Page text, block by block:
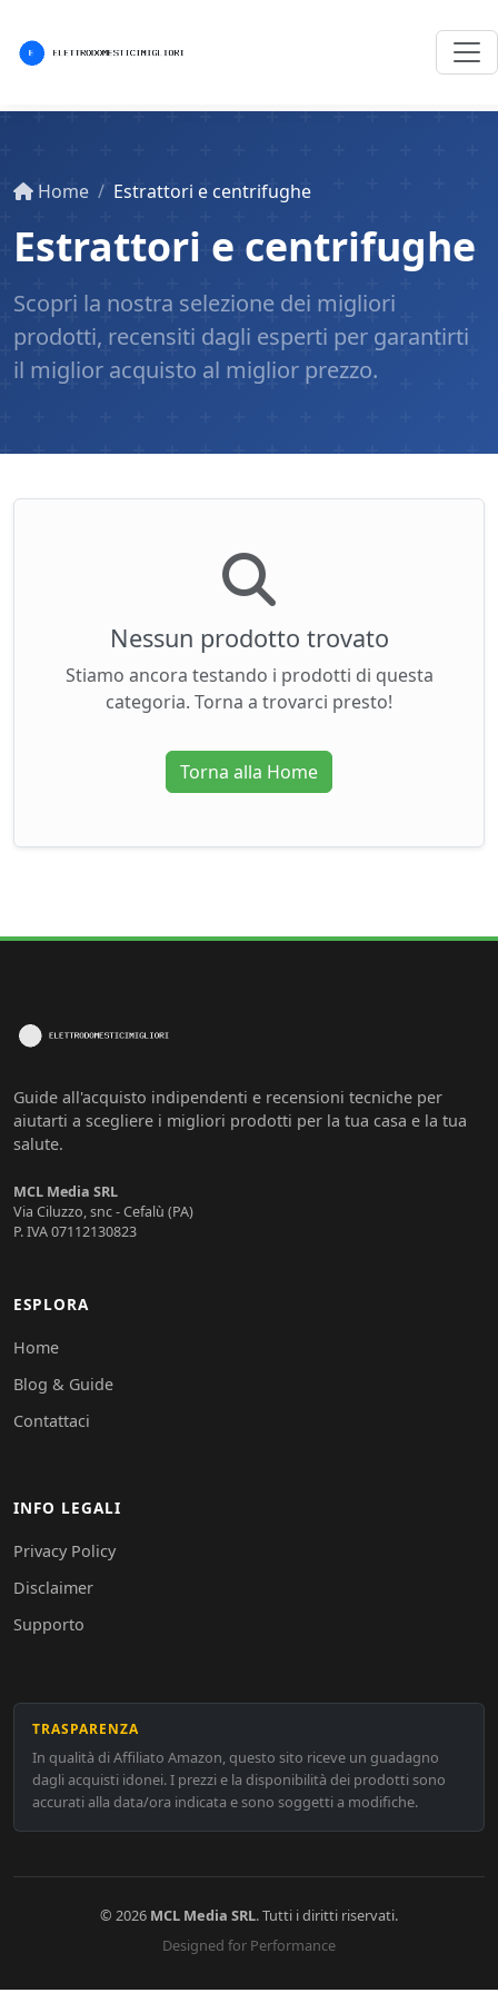
Home Estrattori e centrifughe
Estrattori e centrifughe
Scopri la nostra selezione dei migliori
prodotti, recensiti dagli esperti per garantirti
il miglior acquisto al miglior prezzo.
Nessun prodotto trovato
Stiamo ancora testando i prodotti di questa
categoria. Torna a trovarci presto!
Torna alla Home
Guide all'acquisto indipendenti e recensioni tecniche per
aiutarti a scegliere i migliori prodotti per la tua casa e la tua
salute.
MCL Media SRL
Via Ciluzzo, snc - Cefalù (PA)
P. IVA 07112130823
ESPLORA
Home
Blog & Guide
Contattaci
INFO LEGALI
Privacy Policy
Disclaimer
Supporto
TRASPARENZA
In qualità di Affiliato Amazon, questo sito riceve un guadagno
dagli acquisti idonei. I prezzi e la disponibilità dei prodotti sono
accurati alla data/ora indicata e sono soggetti a modifiche.
© 2026 MCL Media SRL. Tutti i diritti riservati.
Designed for Performance